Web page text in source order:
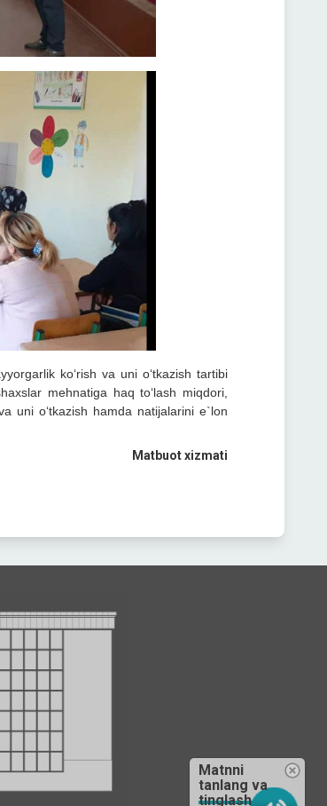
ko‘rish va uni o‘tkazish tartibi
mehnatiga haq to‘lash miqdori,
uni o‘tkazish hamda natijalarini e`lon
Matbuot xizmati
Matnni
tanlang va
tinglash